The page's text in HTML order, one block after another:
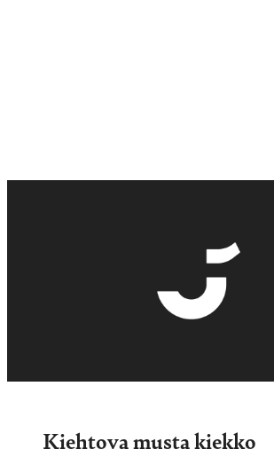
Kiehtova musta kiekko